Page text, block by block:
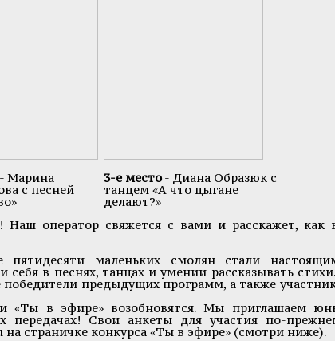
Марина
с песней
3-е место- Диана Образюк с
танцем «А что цыгане
делают?»
оператор свяжется с вами и расскажет, как
пятидесяти маленьких смолян стали
себя в песнях, танцах и умении рассказывать
предыдущих программ, а также
«Ты в эфире» возобновятся. Мы приглашаем
передачах! Свои анкеты для участия по-
на страничке конкурса «Ты в эфире» (смотри ниже).